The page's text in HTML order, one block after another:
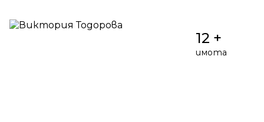
12 +
имота